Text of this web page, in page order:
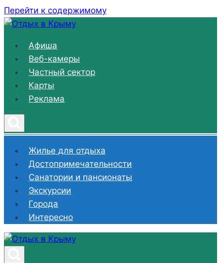
Перейти к содержимому
Афиша
Веб-камеры
Частный сектор
Карты
Реклама
Жилье для отдыха
Достопримечательности
Санатории и пансионаты
Экскурсии
Города
Интересно